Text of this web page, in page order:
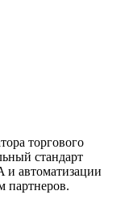
торгового
стандарт
и автоматизации
партнеров.